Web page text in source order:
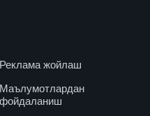
Реклама жойлаш
Маълумотлардан
фойдаланиш